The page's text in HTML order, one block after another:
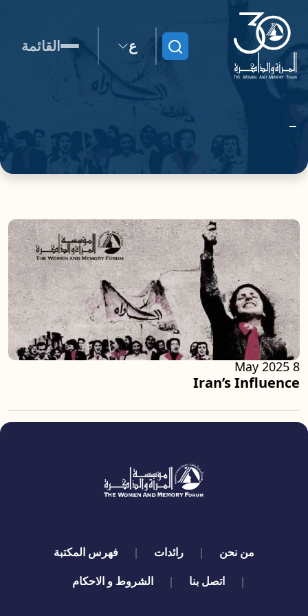
ابحث ع القائمة
Iran’s Influence
8 May 2025
quick links
من نحن رائدات
فهرس المكتبة
اتصل بنا
الشروط و الاحكام